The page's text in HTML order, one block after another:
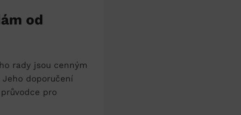
od
rady jsou cenným
doporučení
pro